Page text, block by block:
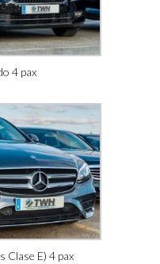
4 pax
Clase E) 4 pax